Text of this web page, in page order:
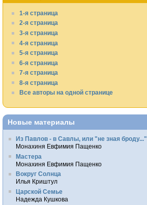
1-я страница
2-я страница
3-я страница
4-я страница
5-я страница
6-я страница
7-я страница
8-я страница
Все авторы на одной странице
Новые материалы
Из Павлов - в Савлы, или "не зная броду..."
Монахиня Евфимия Пащенко
Мастера
Монахиня Евфимия Пащенко
Вокруг Солнца
Илья Криштул
Царской Семье
Надежда Кушкова